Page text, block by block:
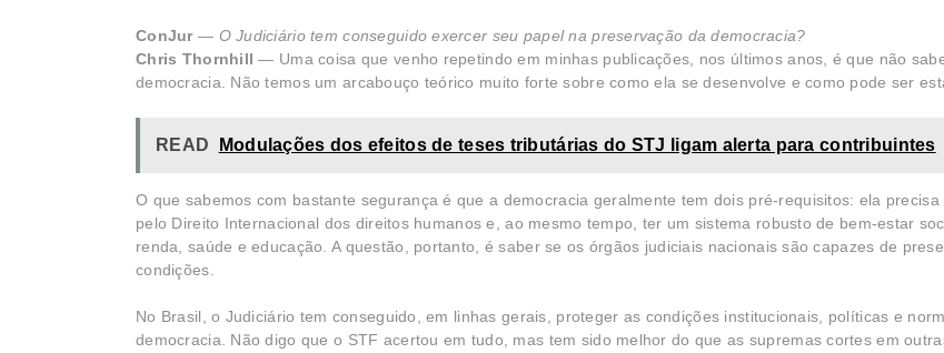
ConJur— O Judiciário tem conseguido exercer seu papel na preservação da democracia?
Chris Thornhill — Uma coisa que venho repetindo em minhas publicações, nos últimos anos, é que não
democracia. Não temos um arcabouço teórico muito forte sobre como ela se desenvolve e como pode ser
READ Modulações dos efeitos de teses tributárias do STJ ligam alerta para contribuintes
O que sabemos com bastante segurança é que a democracia geralmente tem dois pré-requisitos: ela
pelo Direito Internacional dos direitos humanos e, ao mesmo tempo, ter um sistema robusto de bem-estar
renda, saúde e educação. A questão, portanto, é saber se os órgãos judiciais nacionais são capazes de
condições.
No Brasil, o Judiciário tem conseguido, em linhas gerais, proteger as condições institucionais, políticas e
democracia. Não digo que o STF acertou em tudo, mas tem sido melhor do que as supremas cortes em